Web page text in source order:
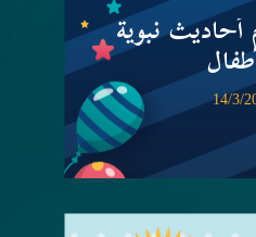
نبوية
14/3/